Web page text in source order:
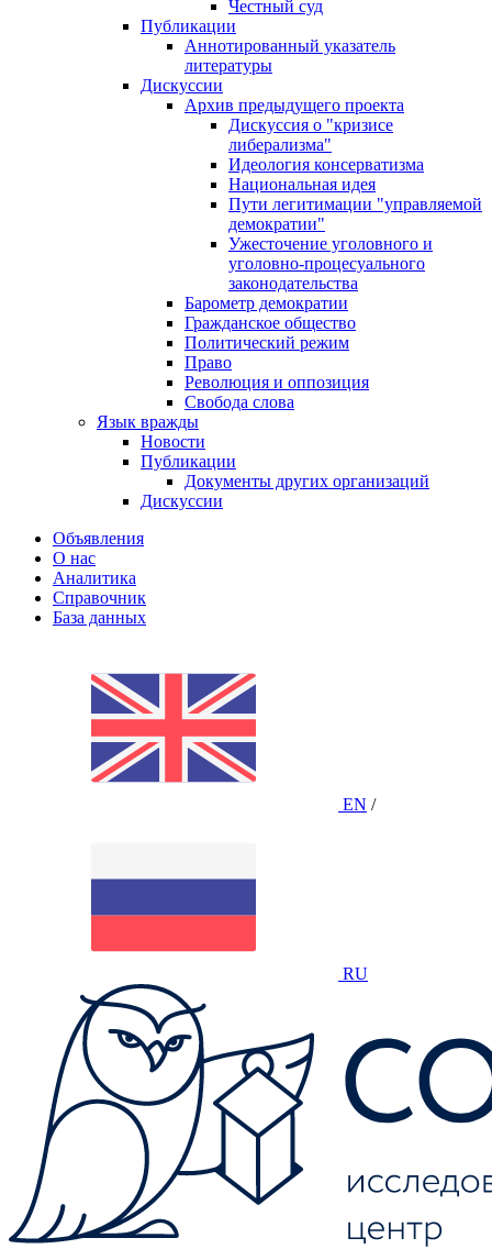
Честный суд
Публикации
Аннотированный указатель
литературы
Дискуссии
Архив предыдущего проекта
Дискуссия о "кризисе
либерализма"
Идеология консерватизма
Национальная идея
Пути легитимации "управляемой
демократии"
Ужесточение уголовного и
уголовно-процесуального
законодательства
Барометр демократии
Гражданское общество
Политический режим
Право
Революция и оппозиция
Свобода слова
Язык вражды
Новости
Публикации
Документы других организаций
Дискуссии
Объявления
О нас
Аналитика
Справочник
База данных
EN /
RU